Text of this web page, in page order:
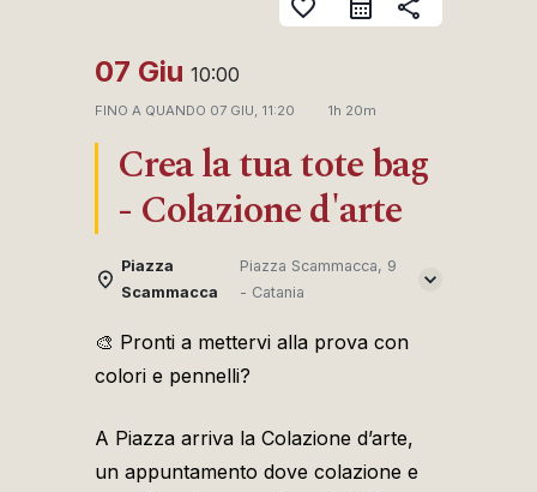
favorite_border share
07 Giu 10:00
FINO A QUANDO 07 GIU, 11:20 1h 20m
Crea la tua tote bag
- Colazione d'arte
Piazza
Scammacca
Piazza Scammacca, 9
- Catania
🎨 Pronti a mettervi alla prova con
colori e pennelli?
A Piazza arriva la Colazione d’arte,
un appuntamento dove colazione e